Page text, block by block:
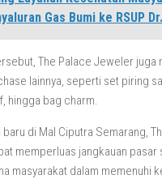
Gas Bumi ke RSUP
The Palace Jeweler juga
lainnya, seperti set piring
hingga bag charm.
di Mal Ciputra Semarang,
memperluas jangkauan pasar
masyarakat dalam memenuhi